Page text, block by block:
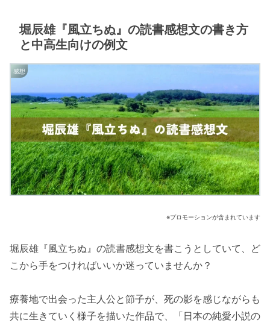
堀辰雄『風立ちぬ』の読書感想文の書き方
と中高生向けの例文
感想
※プロモーションが含まれています
堀辰雄『風立ちぬ』の読書感想文を書こうとしていて、ど
こから手をつければいいか迷っていませんか？
療養地で出会った主人公と節子が、死の影を感じながらも
共に生きていく様子を描いた作品で、「日本の純愛小説の